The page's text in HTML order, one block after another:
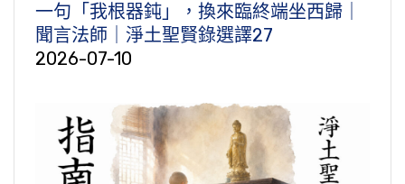
一句「我根器鈍」，換來臨終端坐西歸｜
聞言法師｜淨土聖賢錄選譯27
2026-07-10